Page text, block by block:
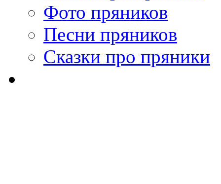
Фото пряников
Песни пряников
Сказки про пряники